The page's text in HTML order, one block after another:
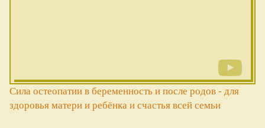
Сила остеопатии в беременность и после родов - для
здоровья матери и ребёнка и счастья всей семьи